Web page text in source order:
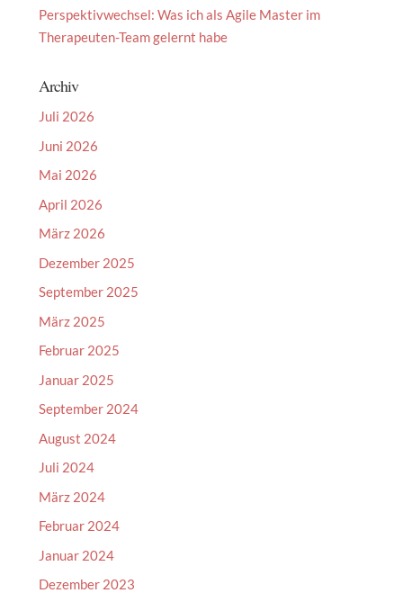
Perspektivwechsel: Was ich als Agile Master im
Therapeuten-Team gelernt habe
Archiv
Juli 2026
Juni 2026
Mai 2026
April 2026
März 2026
Dezember 2025
September 2025
März 2025
Februar 2025
Januar 2025
September 2024
August 2024
Juli 2024
März 2024
Februar 2024
Januar 2024
Dezember 2023